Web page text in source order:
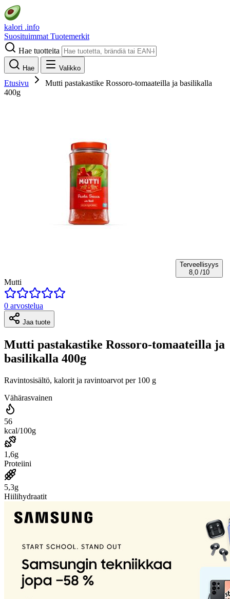
kalori .info
Suosituimmat Tuotemerkit
Hae tuotteita
Hae Valikko
Etusivu
Mutti pastakastike Rossoro-tomaateilla ja basilikalla
400g
Terveellisyys
8,0 /10
Mutti
0 arvostelua
Jaa tuote
Mutti pastakastike Rossoro-tomaateilla ja
basilikalla 400g
Ravintosisältö, kalorit ja ravintoarvot per 100 g
Vähärasvainen
56
kcal/100g
1,6g
Proteiini
5,3g
Hiilihydraatit